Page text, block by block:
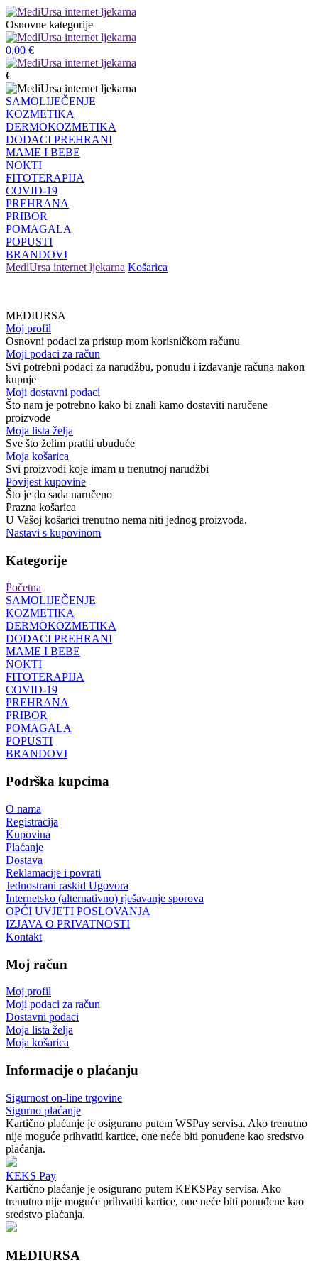
Osnovne kategorije
0,00 €
€
SAMOLIJEČENJE
KOZMETIKA
DERMOKOZMETIKA
DODACI PREHRANI
MAME I BEBE
NOKTI
FITOTERAPIJA
COVID-19
PREHRANA
PRIBOR
POMAGALA
POPUSTI
BRANDOVI
MediUrsa internet ljekarna Košarica
MEDIURSA
Moj profil
Osnovni podaci za pristup mom korisničkom računu
Moji podaci za račun
Svi potrebni podaci za narudžbu, ponudu i izdavanje računa nakon
kupnje
Moji dostavni podaci
Što nam je potrebno kako bi znali kamo dostaviti naručene
proizvode
Moja lista želja
Sve što želim pratiti ubuduće
Moja košarica
Svi proizvodi koje imam u trenutnoj narudžbi
Povijest kupovine
Što je do sada naručeno
Prazna košarica
U Vašoj košarici trenutno nema niti jednog proizvoda.
Nastavi s kupovinom
Kategorije
Početna
SAMOLIJEČENJE
KOZMETIKA
DERMOKOZMETIKA
DODACI PREHRANI
MAME I BEBE
NOKTI
FITOTERAPIJA
COVID-19
PREHRANA
PRIBOR
POMAGALA
POPUSTI
BRANDOVI
Podrška kupcima
O nama
Registracija
Kupovina
Plaćanje
Dostava
Reklamacije i povrati
Jednostrani raskid Ugovora
Internetsko (alternativno) rješavanje sporova
OPĆI UVJETI POSLOVANJA
IZJAVA O PRIVATNOSTI
Kontakt
Moj račun
Moj profil
Moji podaci za račun
Dostavni podaci
Moja lista želja
Moja košarica
Informacije o plaćanju
Sigurnost on-line trgovine
Sigurno plaćanje
Kartično plaćanje je osigurano putem WSPay servisa. Ako trenutno
nije moguće prihvatiti kartice, one neće biti ponuđene kao sredstvo
plaćanja.
KEKS Pay
Kartično plaćanje je osigurano putem KEKSPay servisa. Ako
trenutno nije moguće prihvatiti kartice, one neće biti ponuđene kao
sredstvo plaćanja.
MEDIURSA